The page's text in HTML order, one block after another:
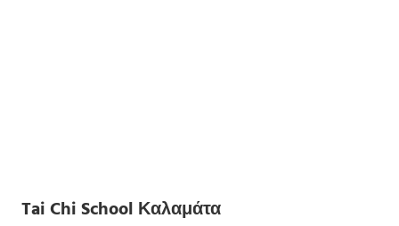
Tai Chi School Καλαμάτα